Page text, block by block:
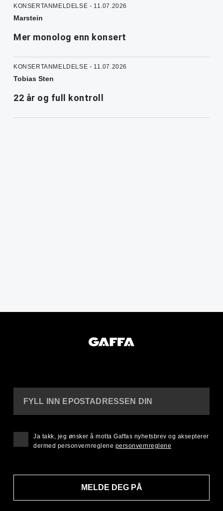
KONSERTANMELDELSE - 11.07.2026
Marstein
Mer monolog enn konsert
KONSERTANMELDELSE - 11.07.2026
Tobias Sten
22 år og full kontroll
FYLL INN EPOSTADRESSEN DIN
MELDE DEG PÅ
Ja takk, jeg ønsker å motta Gaffas nyhetsbrev og aksepterer
dermed personvernreglene personvernreglene